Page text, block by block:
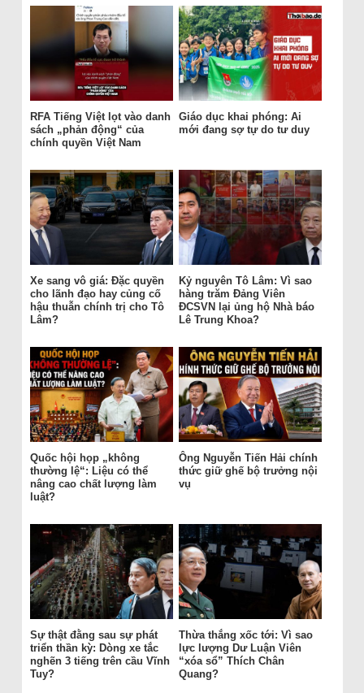
RFA Tiếng Việt lọt vào danh
sách „phản động“ của
chính quyền Việt Nam
Giáo dục khai phóng: Ai
mới đang sợ tự do tư duy
Xe sang vô giá: Đặc quyền
cho lãnh đạo hay củng cố
hậu thuẫn chính trị cho Tô
Lâm?
Kỷ nguyên Tô Lâm: Vì sao
hàng trăm Đảng Viên
ĐCSVN lại ủng hộ Nhà báo
Lê Trung Khoa?
Quốc hội họp „không
thường lệ“: Liệu có thể
nâng cao chất lượng làm
luật?
Ông Nguyễn Tiến Hải chính
thức giữ ghế bộ trưởng nội
vụ
Sự thật đằng sau sự phát
triển thần kỳ: Dòng xe tắc
nghẽn 3 tiếng trên cầu Vĩnh
Tuy?
Thừa thắng xốc tới: Vì sao
lực lượng Dư Luận Viên
“xóa sổ” Thích Chân
Quang?